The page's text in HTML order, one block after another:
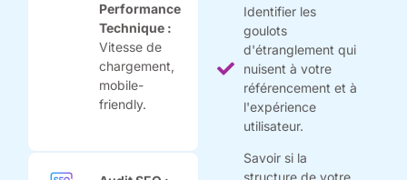
Performance
Technique :
Vitesse de
chargement,
mobile-
friendly.
Identifier les
goulots
d'étranglement qui
nuisent à votre
référencement et à
l'expérience
utilisateur.
Savoir si la
structure de votre